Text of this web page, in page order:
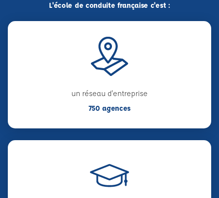
L'école de conduite française c'est :
un réseau d'entreprise
750 agences